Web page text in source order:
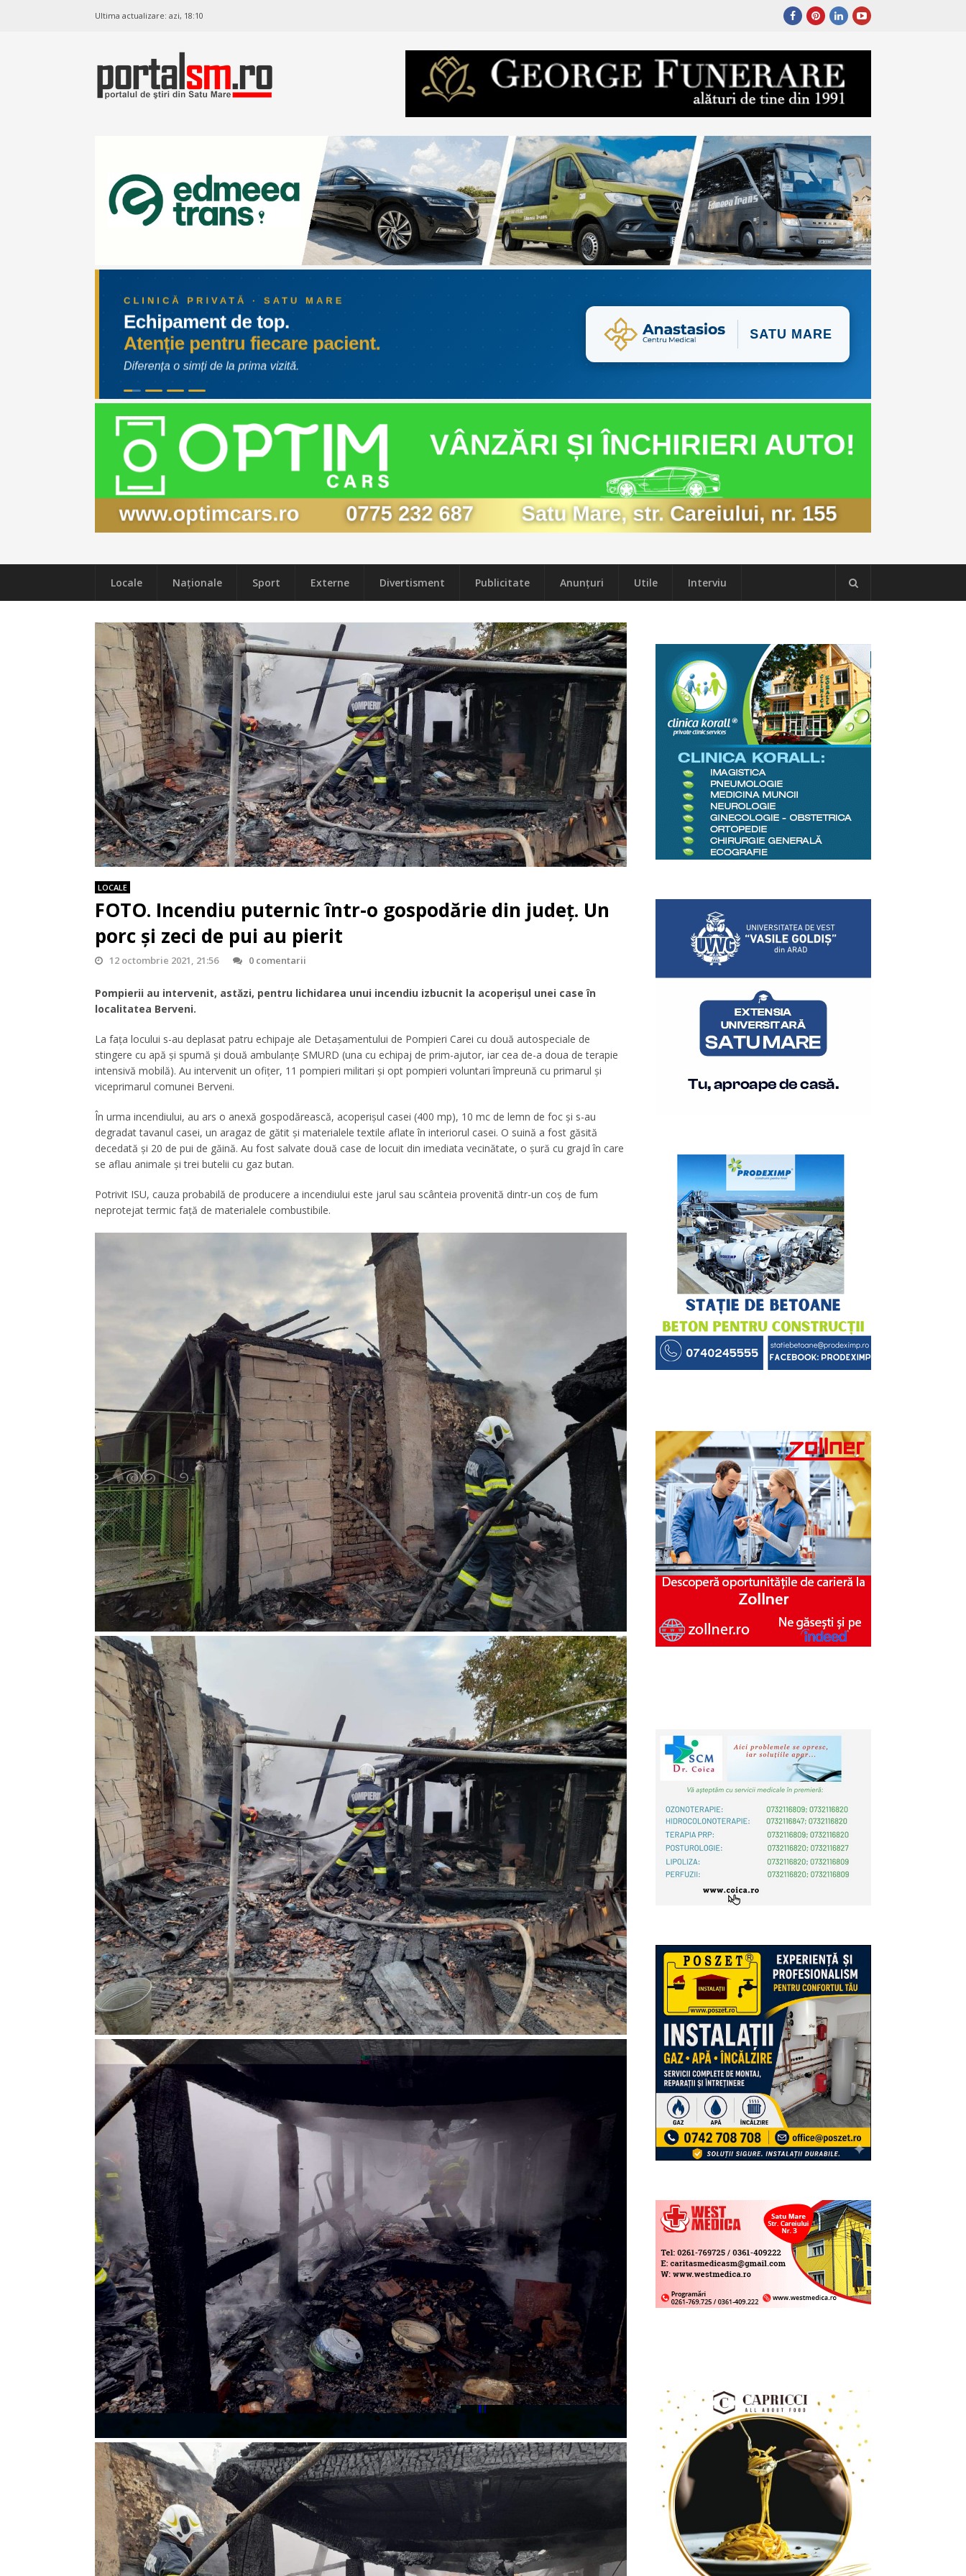
Ultima actualizare: azi, 18:10
Locale Naţionale Sport Externe Divertisment Publicitate Anunțuri Utile Interviu
LOCALE
FOTO. Incendiu puternic într-o gospodărie din județ. Un
porc și zeci de pui au pierit
12 octombrie 2021, 21:56 0 comentarii
Pompierii au intervenit, astăzi, pentru lichidarea unui incendiu izbucnit la acoperișul unei case în
localitatea Berveni.
La fața locului s-au deplasat patru echipaje ale Detașamentului de Pompieri Carei cu două autospeciale de
stingere cu apă și spumă și două ambulanțe SMURD (una cu echipaj de prim-ajutor, iar cea de-a doua de terapie
intensivă mobilă). Au intervenit un ofițer, 11 pompieri militari și opt pompieri voluntari împreună cu primarul și
viceprimarul comunei Berveni.
În urma incendiului, au ars o anexă gospodărească, acoperișul casei (400 mp), 10 mc de lemn de foc și s-au
degradat tavanul casei, un aragaz de gătit și materialele textile aflate în interiorul casei. O suină a fost găsită
decedată și 20 de pui de găină. Au fost salvate două case de locuit din imediata vecinătate, o șură cu grajd în care
se aflau animale și trei butelii cu gaz butan.
Potrivit ISU, cauza probabilă de producere a incendiului este jarul sau scânteia provenită dintr-un coș de fum
neprotejat termic față de materialele combustibile.